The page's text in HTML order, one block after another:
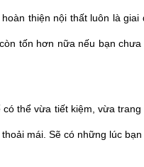
thiện nội thất luôn là
tốn hơn nữa nếu bạn
có thể vừa tiết kiệm, vừa
mái. Sẽ có những lúc